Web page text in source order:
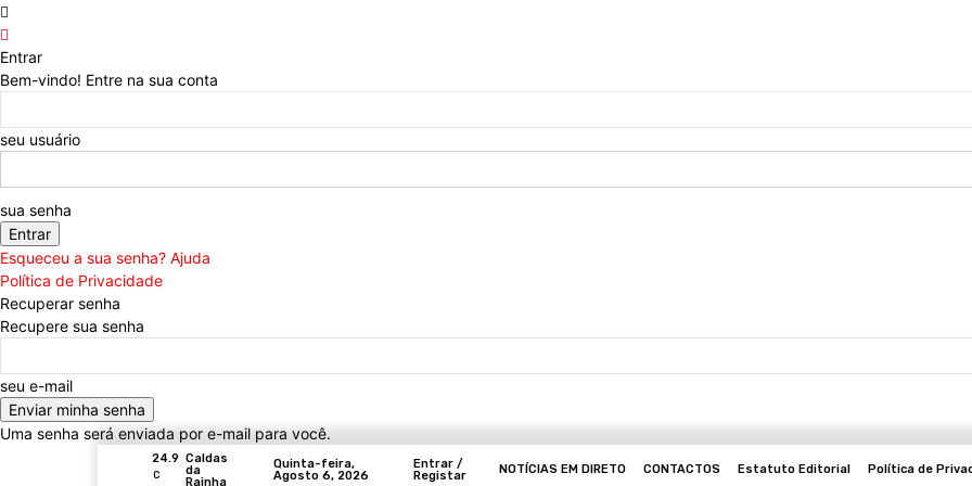
Entrar
Bem-vindo! Entre na sua conta
seu usuário
sua senha
Esqueceu a sua senha? Ajuda
Política de Privacidade
Recuperar senha
Recupere sua senha
seu e-mail
Uma senha será enviada por e-mail para você.
24.9
C
Caldas
da
Rainha
Quinta-feira,
Agosto 6, 2026
Entrar /
Registar
NOTÍCIAS EM DIRETO CONTACTOS Estatuto Editorial Política de